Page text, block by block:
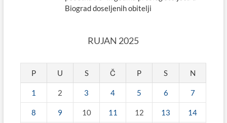
Biograd doseljenih obitelji
RUJAN 2025
P U S Č P S N
1 2 3 4 5 6 7
8 9 10 11 12 13 14